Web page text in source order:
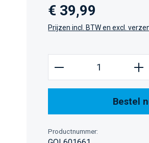
Normale prijs:
€ 39,99
Prijzen incl. BTW en excl.
Bestel
Productnummer: